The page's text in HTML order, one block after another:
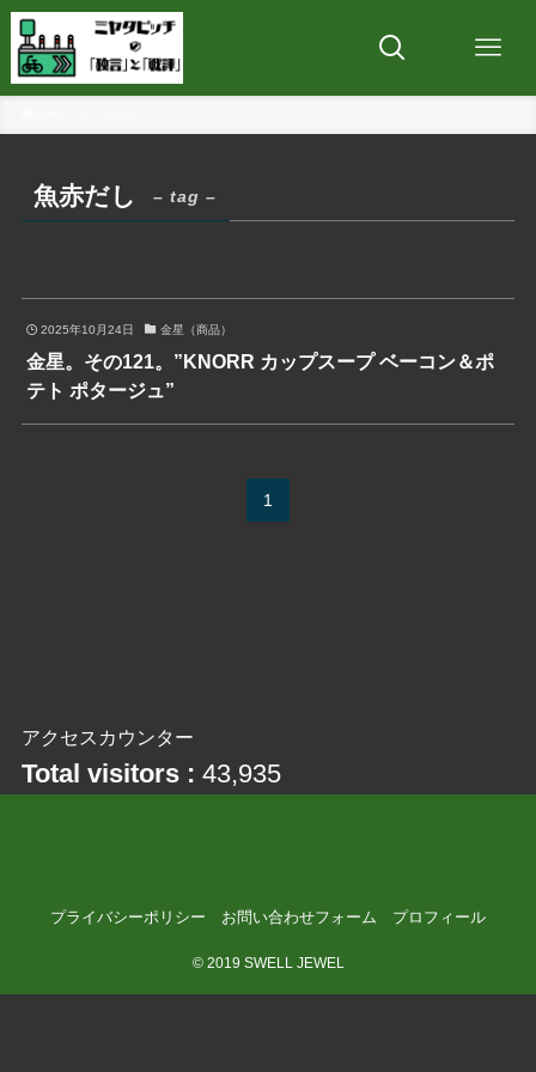
魚赤だし – tag –
2025年10月24日 金星（商品）
金星。その121。”KNORR カップスープ ベーコン＆ポ
テト ポタージュ”
1
アクセスカウンター
Total visitors : 43,935
プライバシーポリシー お問い合わせフォーム プロフィール
©2019 SWELL JEWEL